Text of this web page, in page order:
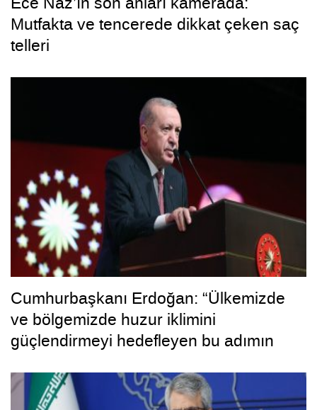
Mutfakta ve tencerede dikkat çeken saç
telleri
Cumhurbaşkanı Erdoğan: “Ülkemizde
ve bölgemizde huzur iklimini
güçlendirmeyi hedefleyen bu adımın